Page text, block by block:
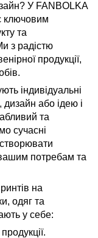
У FANBOLKA
ключовим
та
з радістю
продукції,
індивідуальні
або ідею і
та
сучасні
створювати
вашим потребам та
на
одяг та
у себе: